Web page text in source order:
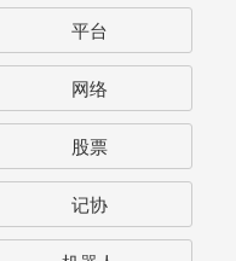
平台
网络
股票
记协